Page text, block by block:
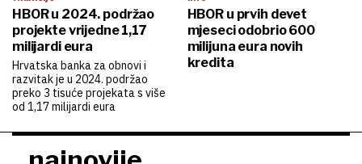
tvrtke i tržišta
U Zagrebu do kraja 2027.
stiže gotovo 100 tisuća
kvadrata novih ureda
tvrtke i tržišta